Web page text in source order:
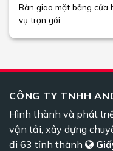
Bàn giao mặt bằng cửa
vụ trọn gói
CÔNG TY TNHH
Hình thành và phát
vận tải, xây dựng
đi 63 tỉnh thành